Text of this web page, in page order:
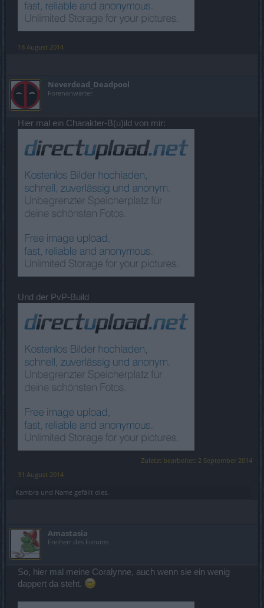
18 August 2014
Neverdead_Deadpool
Forenanwärter
Hier mal ein Charakter-B(u)ild von mir:
Und der PvP-Build
Zuletzt bearbeitet: 2 September 2014
31 August 2014
Kambra und Name gefällt dies.
Amastasia
Freiherr des Forums
So, hier mal meine Coralynne, auch wenn sie ein wenig
dappert da steht.